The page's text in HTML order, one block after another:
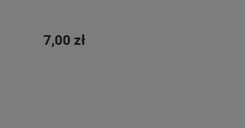
7,00 zł